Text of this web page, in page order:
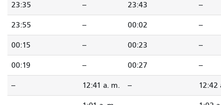
23:35 -- 23:43 --
23:55 -- 00:02 --
00:15 -- 00:23 --
00:19 -- 00:27 --
-- 12:41 a. m. -- 12:42